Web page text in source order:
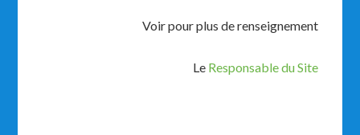
Voir pour plus de renseignement
Le Responsable du Site